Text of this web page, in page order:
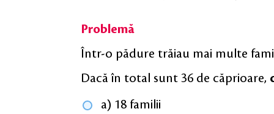
Problemă
Într-o pădure trăiau mai multe
Dacă în total sunt 36 de căprioare,
a) 18 familii